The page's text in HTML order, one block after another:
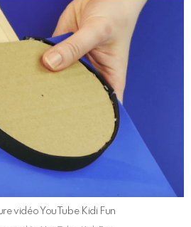
vidéo YouTube Kidi Fun